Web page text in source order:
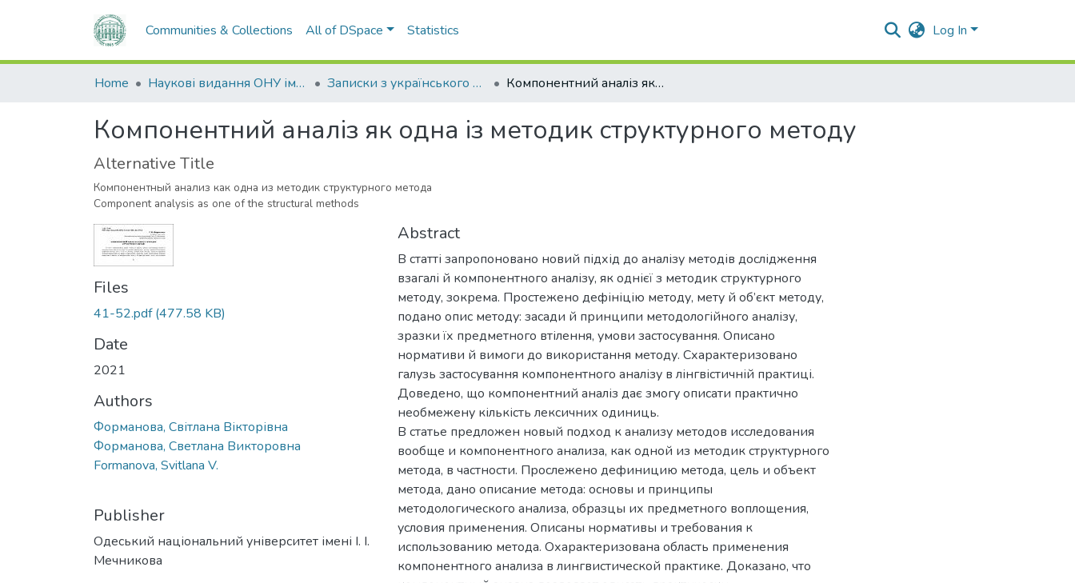
Communities & Collections All of DSpace Statistics Log In
Home Наукові видання ОНУ імені І. І. Мечникова Записки з українського мовознавства Компонентний аналіз як одна із методик структурного методу
Компонентний аналіз як одна із методик структурного методу
Alternative Title
Компонентный анализ как одна из методик структурного метода
Component analysis as one of the structural methods
Files
41-52.pdf(477.58 KB)
Date
2021
Authors
Форманова, Світлана Вікторівна
Форманова, Светлана Викторовна
Formanova, Svitlana V.
Publisher
Одеський національний університет імені І. І.
Мечникова
Abstract
В статті запропоновано новий підхід до аналізу методів дослідження
взагалі й компонентного аналізу, як однієї з методик структурного
методу, зокрема. Простежено дефініцію методу, мету й об’єкт методу,
подано опис методу: засади й принципи методологійного аналізу,
зразки їх предметного втілення, умови застосування. Описано
нормативи й вимоги до використання методу. Схарактеризовано
галузь застосування компонентного аналізу в лінгвістичній практиці.
Доведено, що компонентний аналіз дає змогу описати практично
необмежену кількість лексичних одиниць.
В статье предложен новый подход к анализу методов исследования
вообще и компонентного анализа, как одной из методик структурного
метода, в частности. Прослежено дефиницию метода, цель и объект
метода, дано описание метода: основы и принципы
методологического анализа, образцы их предметного воплощения,
условия применения. Описаны нормативы и требования к
использованию метода. Охарактеризована область применения
компонентного анализа в лингвистической практике. Доказано, что